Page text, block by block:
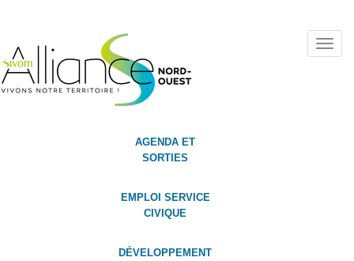
AGENDA ET
SORTIES
EMPLOI SERVICE
CIVIQUE
DÉVELOPPEMENT